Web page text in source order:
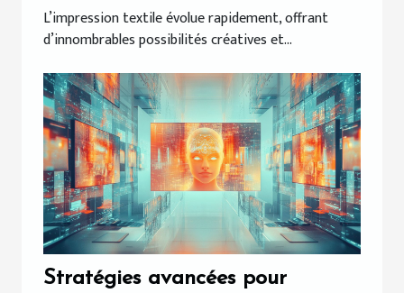
L’impression textile évolue rapidement, offrant
d’innombrables possibilités créatives et...
Stratégies avancées pour